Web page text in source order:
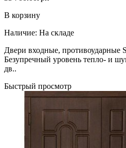
В корзину
Наличие: На складе
Двери входные, противоударные
Безупречный уровень тепло- и
дв..
Быстрый просмотр